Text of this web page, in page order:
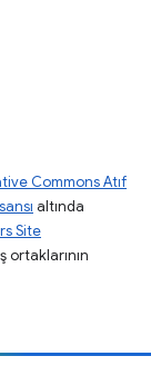
Commons Atıf
altında
Site
ortaklarının